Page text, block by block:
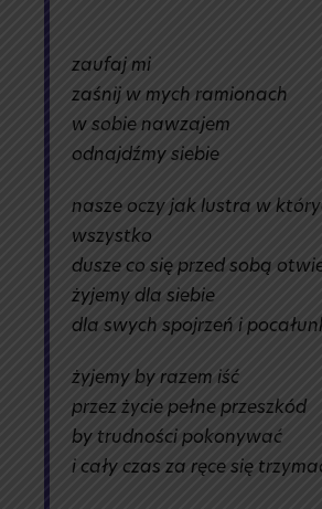
zaufaj mi
zaśnij w mych ramionach
w sobie nawzajem
odnajdźmy siebie
nasze oczy jak lustra w
wszystko
dusze co się przed sobą
żyjemy dla siebie
dla swych spojrzeń i
żyjemy by razem iść
przez życie pełne przeszkód
by trudności pokonywać
i cały czas za ręce się